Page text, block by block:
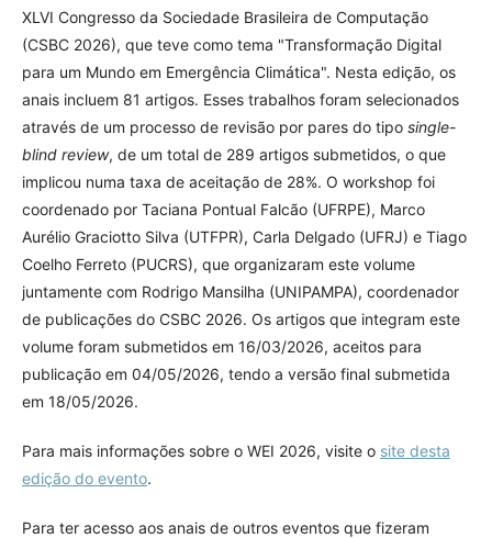
XLVI Congresso da Sociedade Brasileira de Computação
(CSBC 2026), que teve como tema "Transformação Digital
para um Mundo em Emergência Climática". Nesta edição, os
anais incluem 81 artigos. Esses trabalhos foram selecionados
através de um processo de revisão por pares do tipo single-
blind review, de um total de 289 artigos submetidos, o que
implicou numa taxa de aceitação de 28%. O workshop foi
coordenado por Taciana Pontual Falcão (UFRPE), Marco
Aurélio Graciotto Silva (UTFPR), Carla Delgado (UFRJ) e Tiago
Coelho Ferreto (PUCRS), que organizaram este volume
juntamente com Rodrigo Mansilha (UNIPAMPA), coordenador
de publicações do CSBC 2026. Os artigos que integram este
volume foram submetidos em 16/03/2026, aceitos para
publicação em 04/05/2026, tendo a versão final submetida
em 18/05/2026.
Para mais informações sobre o WEI 2026, visite o site desta
edição do evento.
Para ter acesso aos anais de outros eventos que fizeram